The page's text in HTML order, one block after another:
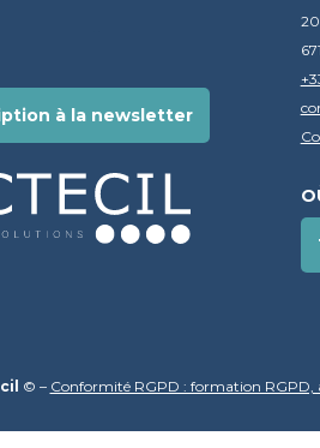
à la newsletter
© – Conformité RGPD : formation RGPD,